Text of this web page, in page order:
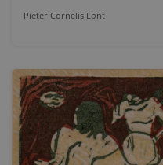
Pieter Cornelis Lont